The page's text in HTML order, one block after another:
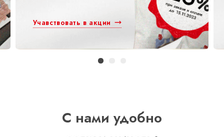
Учавствовать в акции
С нами удобно